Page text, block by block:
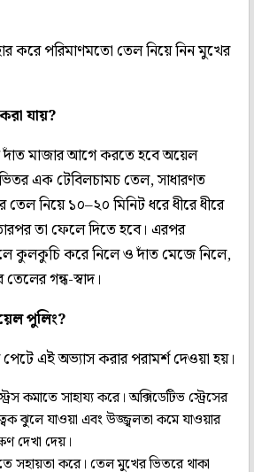
করে পরিমাণমতো তেল নিয়ে নিন মুখের
যায়?
মাজার আগে করতে হবে অয়েল
এক টেবিলচামচ তেল, সাধারণত
নিয়ে ১০–২০ মিনিট ধরে ধীরে ধীরে
তা ফেলে দিতে হবে। এরপর
কুলকুচি করে নিলে ও দাঁত মেজে নিলে,
গন্ধ-স্বাদ।
পুলিং?
এই অভ্যাস করার পরামর্শ দেওয়া হয়।
কমাতে সাহায্য করে। অক্সিডেটিভ স্ট্রেসের
ঝুলে যাওয়া এবং উজ্জ্বলতা কমে যাওয়ার
দেখা দেয়।
সহায়তা করে। তেল মুখের ভিতরে থাকা